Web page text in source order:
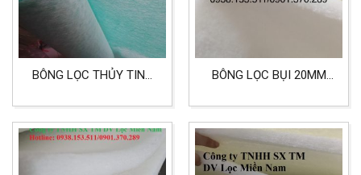
BÔNG LỌC THỦY TINH
BÔNG LỌC BỤI 20MM